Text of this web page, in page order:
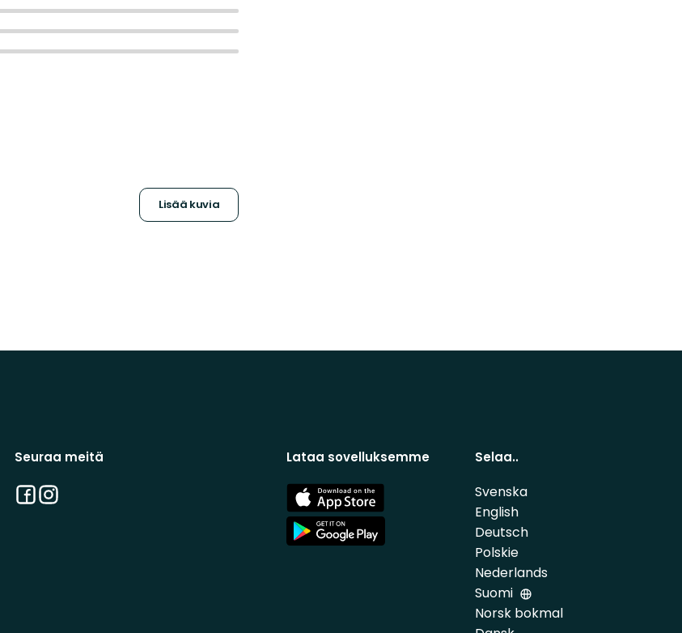
Lisää kuvia
Seuraa meitä
Facebook
Instagram
Lataa sovelluksemme
App
Store
App
Store
Selaa..
Svenska
English
Deutsch
Polskie
Nederlands
Suomi
Norsk bokmal